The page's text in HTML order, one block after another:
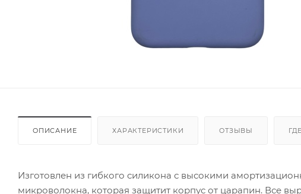
ОПИСАНИЕ ХАРАКТЕРИСТИКИ ОТЗЫВЫ
Изготовлен из гибкого силикона с высокими
микроволокна, которая защитит корпус от царапин. Все